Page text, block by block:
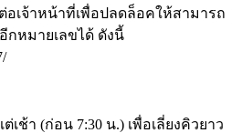
เจ้าหน้าที่เพื่อปลดล็อคให้สามารถ
กหมายเลขได้ ดังนี้
เช้า (ก่อน 7:30 น.) เพื่อเลี่ยงคิวยาว